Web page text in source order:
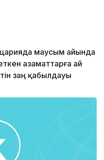
маусым айында
азаматтарға ай
заң қабылдауы